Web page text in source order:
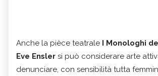
Anche la pièce teatrale I Monologhi
Eve Ensler si può considerare arte
denunciare, con sensibilità tutta